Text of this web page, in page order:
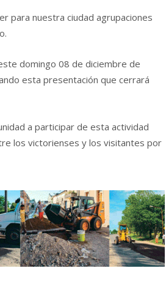
para nuestra ciudad agrupaciones
domingo 08 de diciembre de
esta presentación que cerrará
a participar de esta actividad
los victorienses y los visitantes por